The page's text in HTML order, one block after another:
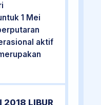
1 Mei
aktif
2018 LIBUR